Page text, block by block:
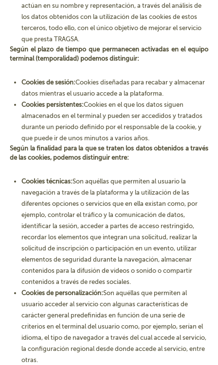
actúan en su nombre y representación, a través del análisis de
los datos obtenidos con la utilización de las cookies de estos
terceros, todo ello, con el único objetivo de mejorar el servicio
que presta TRAGSA.
Según el plazo de tiempo que permanecen activadas en el equipo
terminal (temporalidad) podemos distinguir:
Cookies de sesión:Cookies diseñadas para recabar y almacenar
datos mientras el usuario accede a la plataforma.
Cookies persistentes:Cookies en el que los datos siguen
almacenados en el terminal y pueden ser accedidos y tratados
durante un período definido por el responsable de la cookie, y
que puede ir de unos minutos a varios años.
Según la finalidad para la que se traten los datos obtenidos a través
de las cookies, podemos distinguir entre:
Cookies técnicas:Son aquéllas que permiten al usuario la
navegación a través de la plataforma y la utilización de las
diferentes opciones o servicios que en ella existan como, por
ejemplo, controlar el tráfico y la comunicación de datos,
identificar la sesión, acceder a partes de acceso restringido,
recordar los elementos que integran una solicitud, realizar la
solicitud de inscripción o participación en un evento, utilizar
elementos de seguridad durante la navegación, almacenar
contenidos para la difusión de videos o sonido o compartir
contenidos a través de redes sociales.
Cookies de personalización:Son aquéllas que permiten al
usuario acceder al servicio con algunas características de
carácter general predefinidas en función de una serie de
criterios en el terminal del usuario como, por ejemplo, serían el
idioma, el tipo de navegador a través del cual accede al servicio,
la configuración regional desde donde accede al servicio, entre
otras.